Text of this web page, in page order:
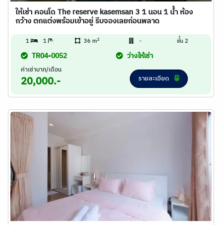
ให้เช่า คอนโด The reserve kasemsan 3 1 นอน 1 น้ำ ห้อง
กว้าง ตกแต่งพร้อมเข้าอยู่ รีบจองเลยก่อนพลาด
1 1 36 m2 - ชั้น 2
TR04-0052 ว่างให้เช่า
ค่าเช่าบาท/เดือน
20,000.- รายละเอียด